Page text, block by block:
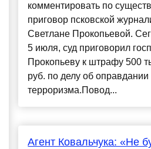
комментировать по
приговор псковской
Светлане Прокопьевой.
5 июля, суд приговорил
Прокопьеву к штрафу 500
руб. по делу об оправдании
терроризма.Повод...
Агент Ковальчука: «Не